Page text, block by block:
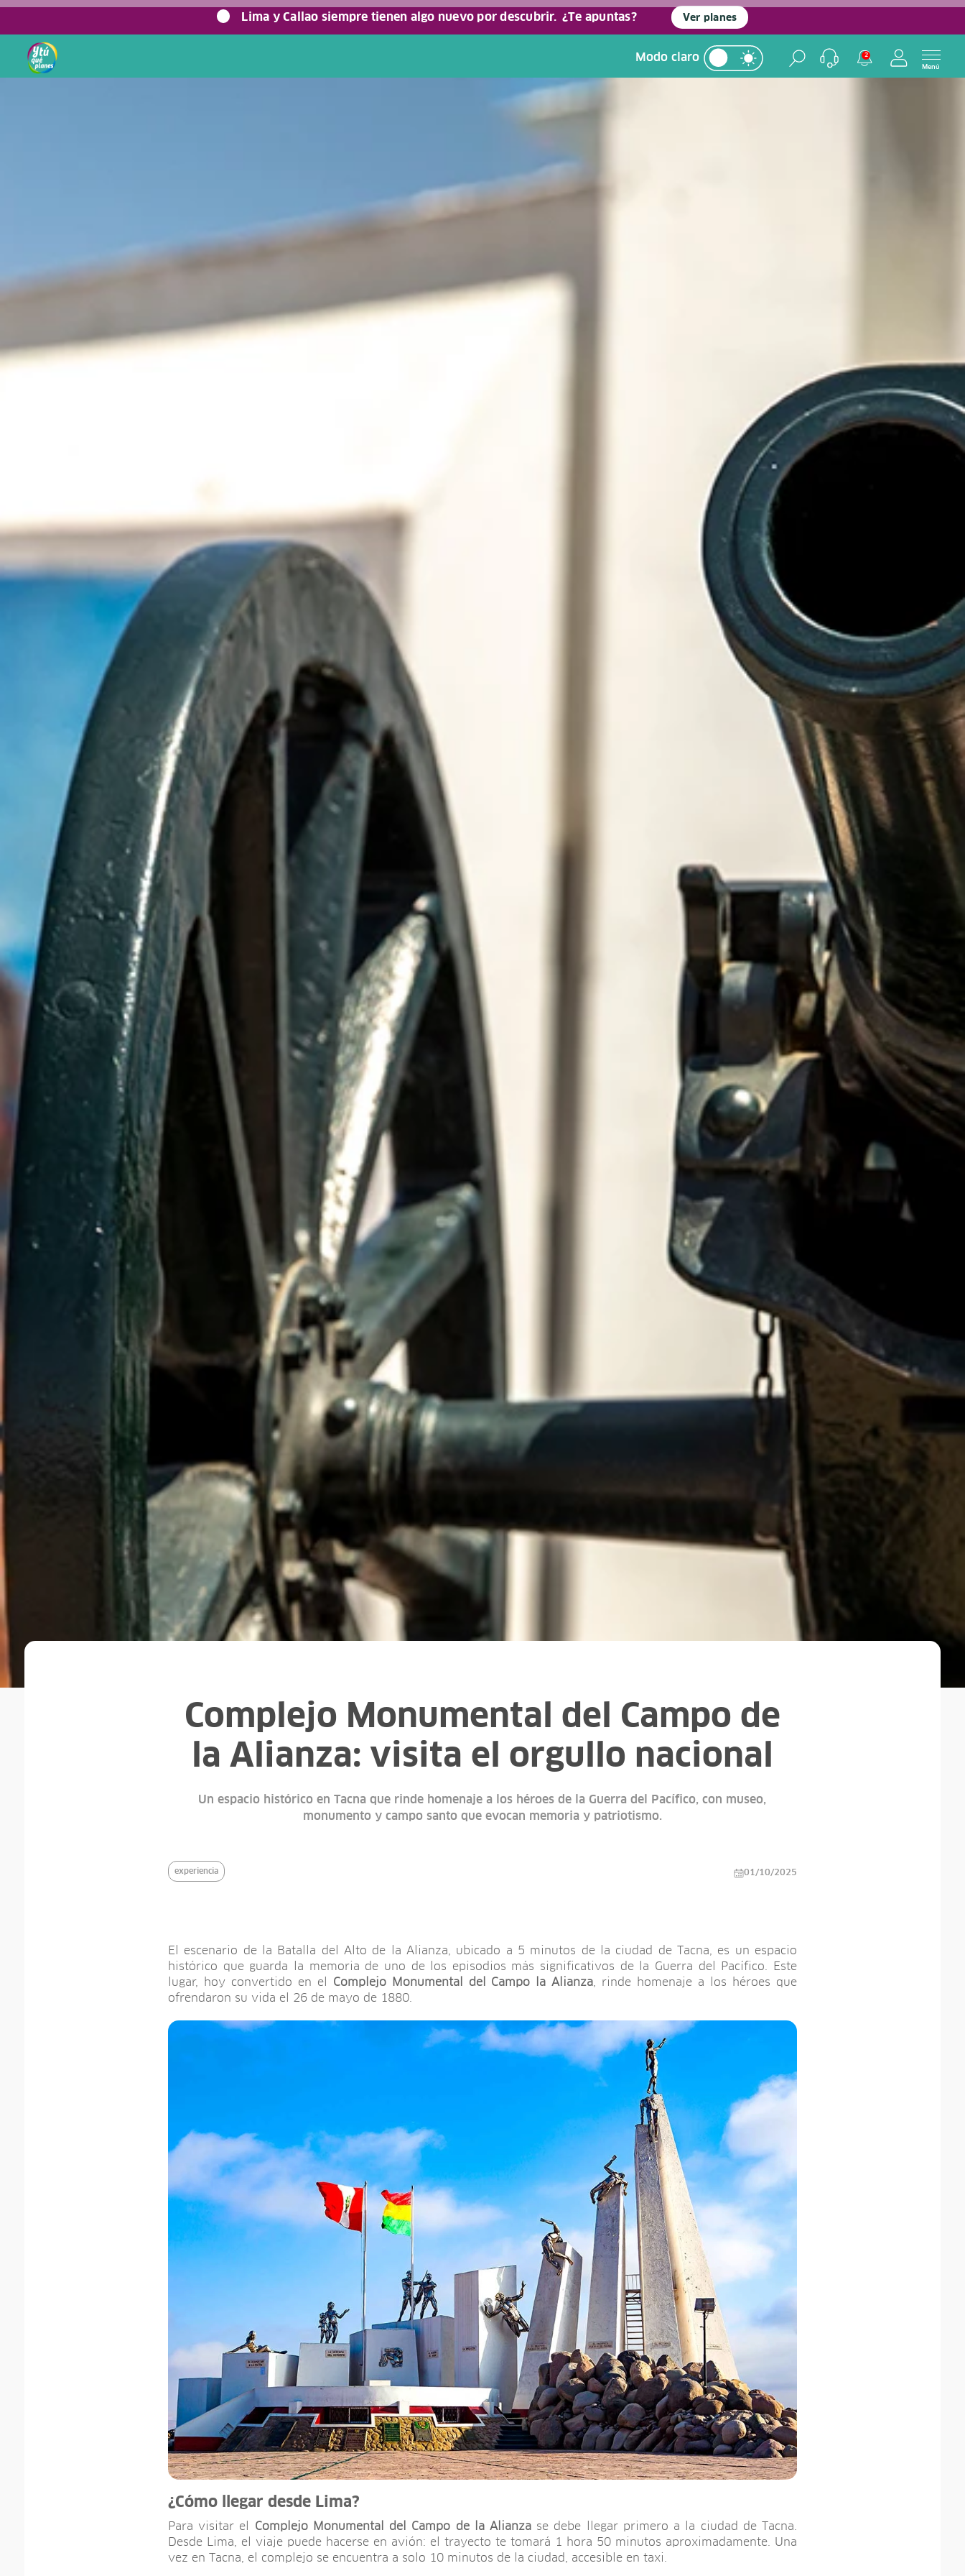
Lima y Callao siempre tienen algo nuevo por descubrir. ¿Te apuntas? Ver planes
Modo claro 2
Menú
Home/Blog viajero
Complejo Monumental del Campo de
la Alianza: visita el orgullo nacional
Un espacio histórico en Tacna que rinde homenaje a los héroes de la Guerra del Pacífico, con museo,
monumento y campo santo que evocan memoria y patriotismo.
experiencia 01/10/2025
El escenario de la Batalla del Alto de la Alianza, ubicado a 5 minutos de la ciudad de Tacna, es un espacio
histórico que guarda la memoria de uno de los episodios más significativos de la Guerra del Pacífico. Este
lugar, hoy convertido en el Complejo Monumental del Campo la Alianza , rinde homenaje a los héroes que
ofrendaron su vida el 26 de mayo de 1880.
¿Cómo llegar desde Lima?
Para visitar el Complejo Monumental del Campo de la Alianza se debe llegar primero a la ciudad de Tacna.
Desde Lima, el viaje puede hacerse en avión: el trayecto te tomará 1 hora 50 minutos aproximadamente. Una
vez en Tacna, el complejo se encuentra a solo 10 minutos de la ciudad, accesible en taxi.